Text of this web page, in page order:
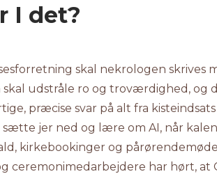
I det?
skal nekrologen skrives
skal udstråle ro og troværdighed, og
præcise svar på alt fra
sætte jer ned og lære om AI, når
kirkebookinger og
ceremonimedarbejdere har hørt, at